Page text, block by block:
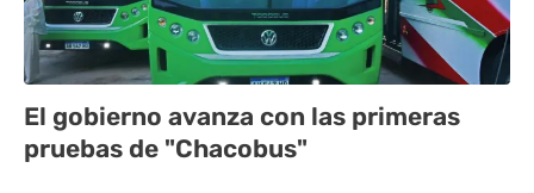
El gobierno avanza con las primeras
pruebas de "Chacobus"